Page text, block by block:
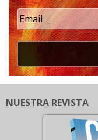
NUESTRA REVISTA